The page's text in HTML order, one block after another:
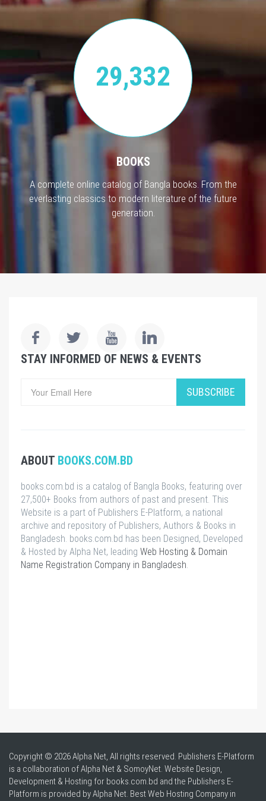
29,332
BOOKS
A complete online catalog of Bangla books. From the
everlasting classics to modern literature of the future
generation.
STAY INFORMED OF NEWS & EVENTS
SUBSCRIBE
ABOUT BOOKS.COM.BD
books.com.bd is a catalog of Bangla Books, featuring over
27,500+ Books from authors of past and present. This
Website is a part of Publishers E-Platform, a national
archive and repository of Publishers, Authors & Books in
Bangladesh. books.com.bd has been Designed, Developed
& Hosted by Alpha Net, leading Web Hosting & Domain
Name Registration Company in Bangladesh
Copyright © 2026 Alpha Net, All rights reserved. Publishers E-Platform
is a collaboration of Alpha Net & SomoyNet. Website Design,
Development & Hosting for books.com.bd and the Publishers E-
Platform is provided by Alpha Net. BestWeb Hosting Company in